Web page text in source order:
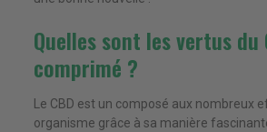
Quelles sont les vertus du
comprimé ?
Le CBD est un composé aux nombreux
organisme grâce à sa manière